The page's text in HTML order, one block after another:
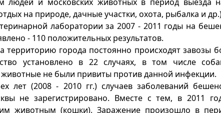
людей и московских животных в период выезда
на природе, дачные участки, охота, рыбалка и
лаборатории за 2007 - 2011 годы на
- 110 положительных результатов.
территорию города постоянно происходят завозы
установлено в 22 случаях, в том числе
не были привиты против данной инфекции.
лет (2008 - 2010 гг.) случаев заболеваний
не зарегистрировано. Вместе с тем, в 2011
животным (кошки). Заражение произошло в